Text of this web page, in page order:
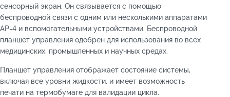
сенсорный экран. Он связывается с помощью
беспроводной связи с одним или несколькими аппаратами
AP-4 и вспомогательными устройствами. Беспроводной
планшет управления одобрен для использования во всех
медицинских, промышленных и научных средах.
Планшет управления отображает состояние системы,
включая все уровни жидкости, и имеет возможность
печати на термобумаге для валидации цикла.